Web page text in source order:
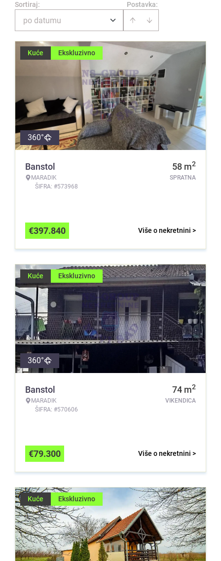
Postavka:
Sortiraj:
po datumu
Kuće Ekskluzivno
360°
Banstol
MARADIK
ŠIFRA: #573968
58 m2
SPRATNA
Više o nekretnini >
€397.840
Kuće Ekskluzivno
360°
Banstol
MARADIK
ŠIFRA: #570606
74 m2
VIKENDICA
Više o nekretnini >
€79.300
Kuće Ekskluzivno